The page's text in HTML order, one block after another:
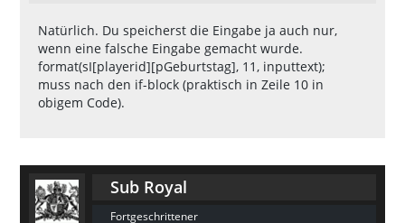
Natürlich. Du speicherst die Eingabe ja auch nur,
wenn eine falsche Eingabe gemacht wurde.
format(sI[playerid][pGeburtstag], 11, inputtext);
muss nach den if-block (praktisch in Zeile 10 in
obigem Code).
Sub Royal
Fortgeschrittener